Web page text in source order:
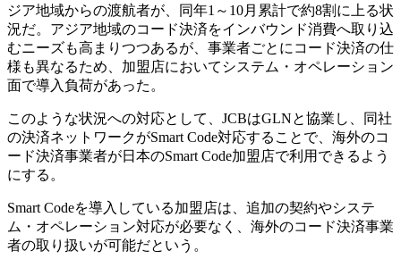
ジア地域からの渡航者が、同年1～10月累計で約8割に上る状
況だ。アジア地域のコード決済をインバウンド消費へ取り込
むニーズも高まりつつあるが、事業者ごとにコード決済の仕
様も異なるため、加盟店においてシステム・オペレーション
面で導入負荷があった。
このような状況への対応として、JCBはGLNと協業し、同社
の決済ネットワークがSmart Code対応することで、海外のコ
ード決済事業者が日本のSmart Code加盟店で利用できるよう
にする。
Smart Codeを導入している加盟店は、追加の契約やシステ
ム・オペレーション対応が必要なく、海外のコード決済事業
者の取り扱いが可能だという。